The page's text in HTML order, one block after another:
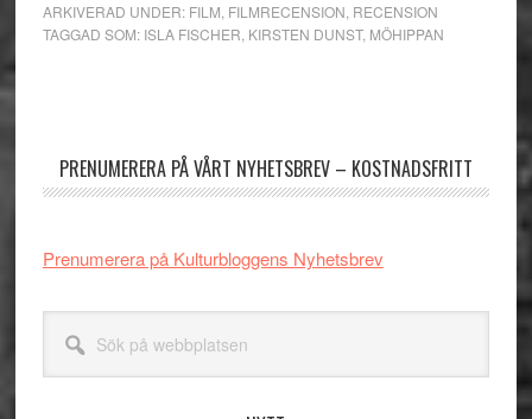
ARKIVERAD UNDER: FILM FILMRECENSION RECENSION
TAGGAD SOM: ISLA FISCHER KIRSTEN DUNST, MÖHIPPAN
PRENUMERERA PÅ VÅRT NYHETSBREV – KOSTNADSFRITT
Prenumerera på Kulturbloggens Nyhetsbrev
webbplatsen